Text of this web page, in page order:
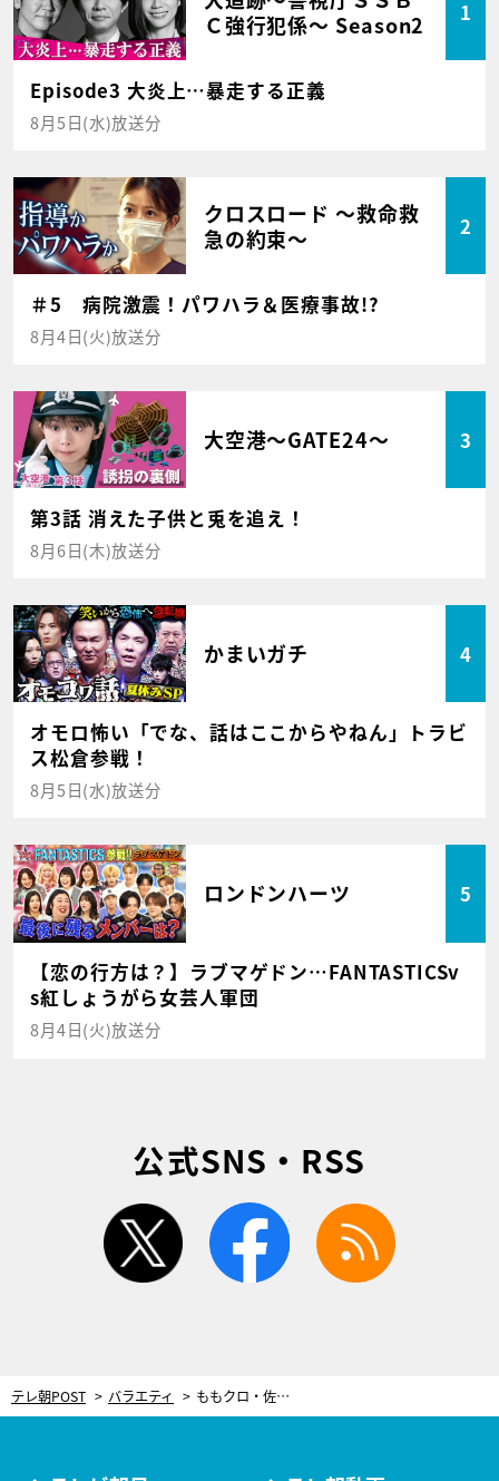
Ｃ強行犯係～ Season2
1
Episode3 大炎上…暴走する正義
8月5日(水)放送分
クロスロード ～救命救
急の約束～
2
＃5 病院激震！パワハラ＆医療事故!?
8月4日(火)放送分
大空港～GATE24～ 3
第3話 消えた子供と兎を追え！
8月6日(木)放送分
かまいガチ 4
オモロ怖い「でな、話はここからやねん」トラビ
ス松倉参戦！
8月5日(水)放送分
ロンドンハーツ 5
【恋の行方は？】ラブマゲドン…FANTASTICSv
s紅しょうがら女芸人軍団
8月4日(火)放送分
公式SNS・RSS
twitter facebook
テレ朝POST バラエティ ももクロ・佐々木彩夏＆玉井詩織、話題のこってりハンバーガーにかぶりつく！